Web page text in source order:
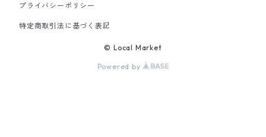
PANTS
プライバシーポリシー
特定商取引法に基づく表記
© Local Market
Powered by